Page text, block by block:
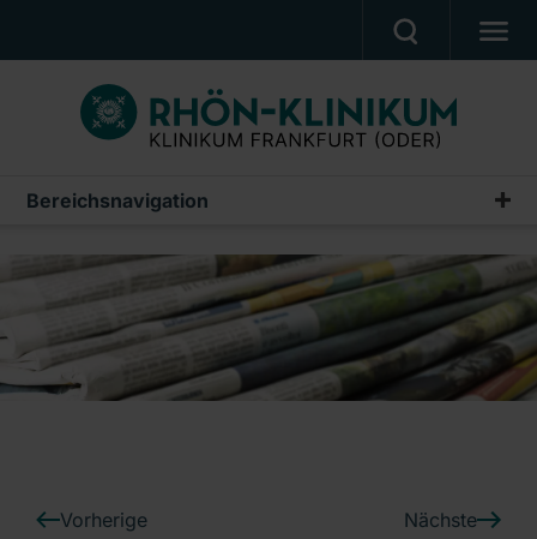
PATIENTEN & ANGEHÖRIGE
BEHANDLUNGSANGEBOT
KLINIK
UNSERE PFLEGESCHULE
Ein Unternehmen der RHÖN-KLINIKUM AG
Bereichsnavigation
Pressemeldungen
Archiv
Vorherige Nächste